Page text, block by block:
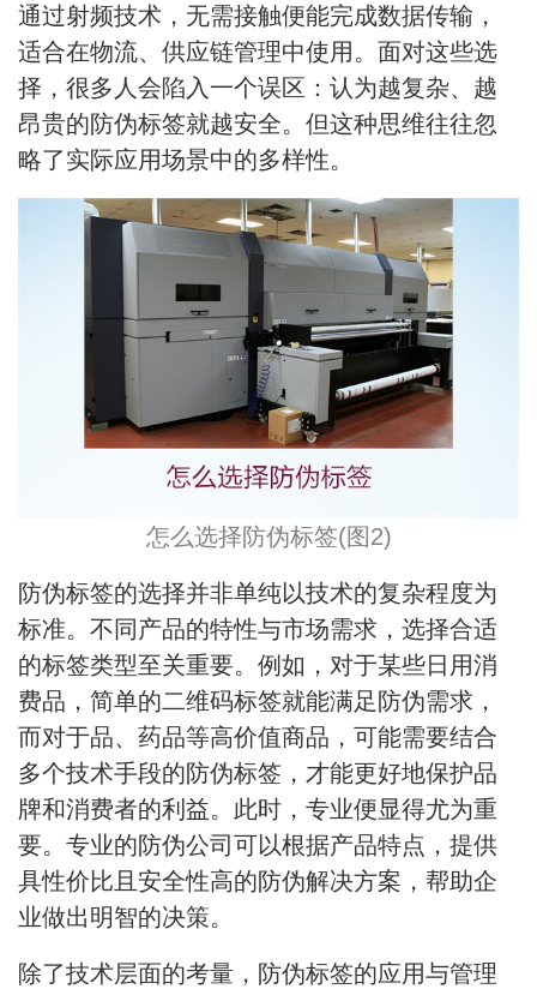
通过射频技术，无需接触便能完成数据传输，
适合在物流、供应链管理中使用。面对这些选
择，很多人会陷入一个误区：认为越复杂、越
昂贵的防伪标签就越安全。但这种思维往往忽
略了实际应用场景中的多样性。
怎么选择防伪标签(图2)
防伪标签的选择并非单纯以技术的复杂程度为
标准。不同产品的特性与市场需求，选择合适
的标签类型至关重要。例如，对于某些日用消
费品，简单的二维码标签就能满足防伪需求，
而对于品、药品等高价值商品，可能需要结合
多个技术手段的防伪标签，才能更好地保护品
牌和消费者的利益。此时，专业便显得尤为重
要。专业的防伪公司可以根据产品特点，提供
具性价比且安全性高的防伪解决方案，帮助企
业做出明智的决策。
除了技术层面的考量，防伪标签的应用与管理